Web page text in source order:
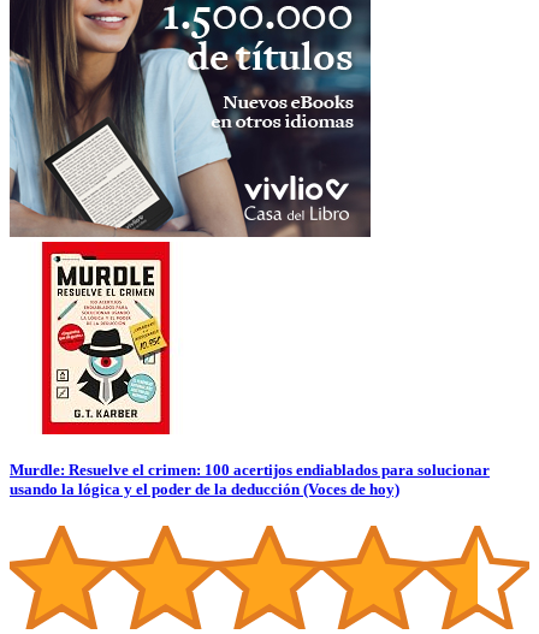
Murdle: Resuelve el crimen: 100 acertijos endiablados para solucionar
usando la lógica y el poder de la deducción (Voces de hoy)